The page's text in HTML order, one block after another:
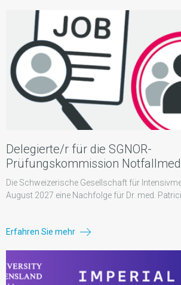
Delegierte/r für die SGNOR-
Prüfungskommission
Die Schweizerische Gesellschaft für
August 2027 eine Nachfolge für Dr. med.
Erfahren Sie mehr